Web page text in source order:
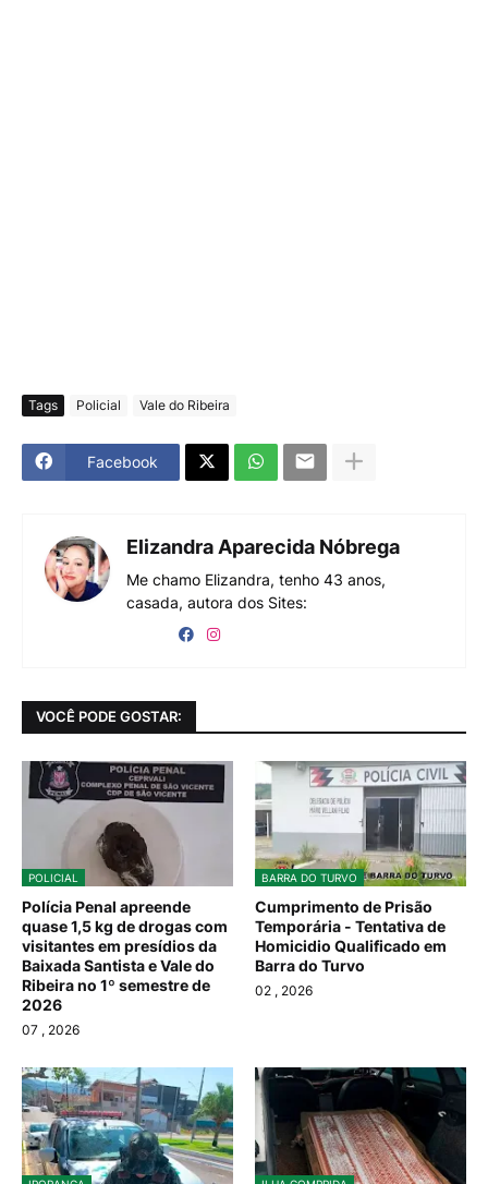
Tags Policial Vale do Ribeira
Facebook
Elizandra Aparecida Nóbrega
Me chamo Elizandra, tenho 43 anos,
casada, autora dos Sites:
VOCÊ PODE GOSTAR:
POLICIAL
Polícia Penal apreende
quase 1,5 kg de drogas com
visitantes em presídios da
Baixada Santista e Vale do
Ribeira no 1º semestre de
2026
07 , 2026
BARRA DO TURVO
Cumprimento de Prisão
Temporária - Tentativa de
Homicidio Qualificado em
Barra do Turvo
02 , 2026